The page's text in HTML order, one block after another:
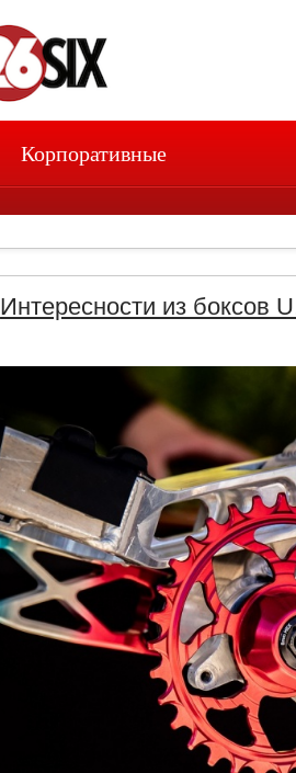
Корпоративные
Интересности из боксов